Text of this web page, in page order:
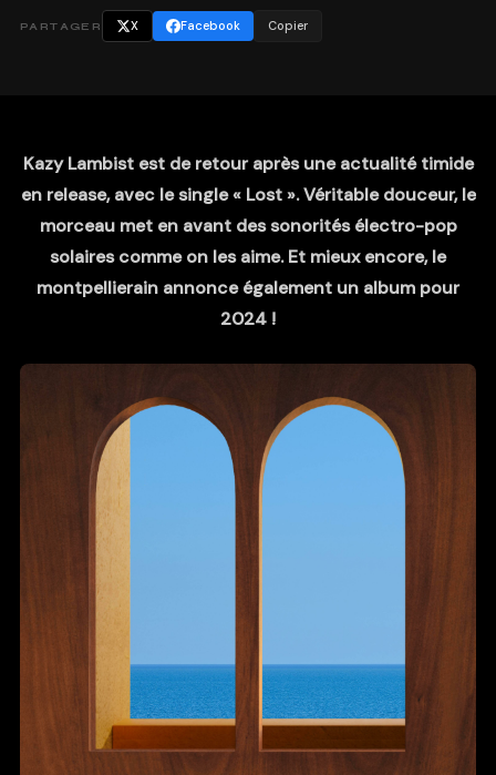
PARTAGER X Facebook Copier
Kazy Lambist est de retour après une actualité timide
en release, avec le single « Lost ». Véritable douceur, le
morceau met en avant des sonorités électro-pop
solaires comme on les aime. Et mieux encore, le
montpellierain annonce également un album pour
2024 !